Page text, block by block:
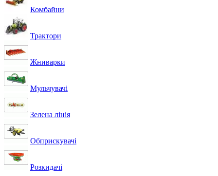
Комбайни
Трактори
Жниварки
Мульчувачі
Зелена лінія
Обприскувачі
Розкидачі